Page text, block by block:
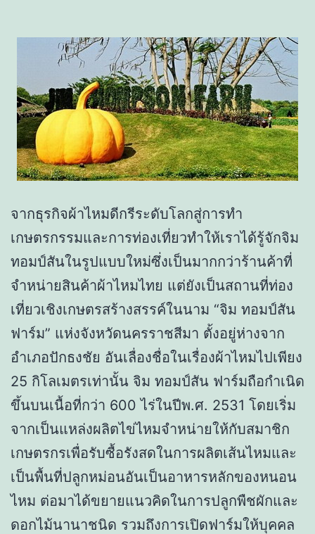
จากธุรกิจผ้าไหมดีกรีระดับโลกสู่การทำ
เกษตรกรรมและการท่องเที่ยวทำให้เราได้รู้จักจิม
ทอมป์สันในรูปแบบใหม่ซึ่งเป็นมากกว่าร้านค้าที่
จำหน่ายสินค้าผ้าไหมไทย แต่ยังเป็นสถานที่ท่อง
เที่ยวเชิงเกษตรสร้างสรรค์ในนาม “จิม ทอมป์สัน
ฟาร์ม” แห่งจังหวัดนครราชสีมา ตั้งอยู่ห่างจาก
อำเภอปักธงชัย อันเลื่องชื่อในเรื่องผ้าไหมไปเพียง
25 กิโลเมตรเท่านั้น จิม ทอมป์สัน ฟาร์มถือกำเนิด
ขึ้นบนเนื้อที่กว่า 600 ไร่ในปีพ.ศ. 2531 โดยเริ่ม
จากเป็นแหล่งผลิตไข่ไหมจำหน่ายให้กับสมาชิก
เกษตรกรเพื่อรับซื้อรังสดในการผลิตเส้นไหมและ
เป็นพื้นที่ปลูกหม่อนอันเป็นอาหารหลักของหนอน
ไหม ต่อมาได้ขยายแนวคิดในการปลูกพืชผักและ
ดอกไม้นานาชนิด รวมถึงการเปิดฟาร์มให้บุคคล